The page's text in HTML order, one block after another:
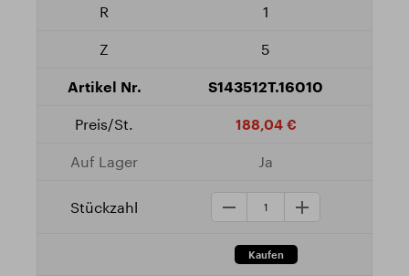
1
5
S143512T.16010
188,04 €
Ja